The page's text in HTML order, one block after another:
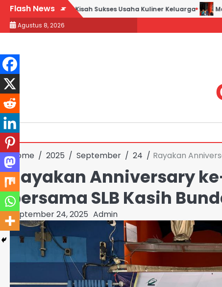
Skip
content
Flash News
H. Slamet: Kisah Sukses Usaha Kuliner Keluarga
Agustus 8, 2026
Home 2025 September 24 Rayakan
Rayakan Anniversary
bersama SLB Kasih
September 24, 2025 Admin